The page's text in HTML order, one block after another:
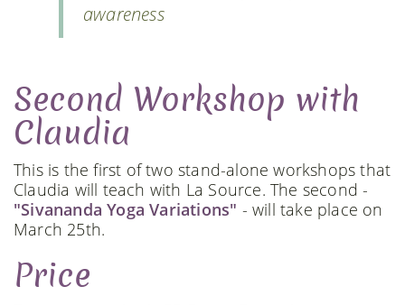
awareness
Second Workshop with
Claudia
This is the first of two stand-alone workshops that
Claudia will teach with La Source. The second -
"Sivananda Yoga Variations" - will take place on
March 25th.
Price